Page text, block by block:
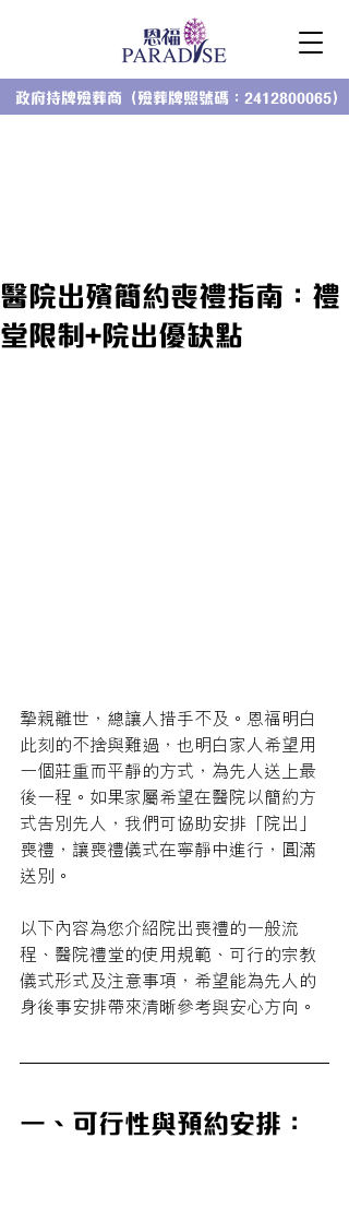
政府持牌殮葬商（殮葬牌照號碼：2412800065）
醫院出殯簡約喪禮指南：禮
堂限制+院出優缺點
摯親離世，總讓人措手不及。恩福明白
此刻的不捨與難過，也明白家人希望用
一個莊重而平靜的方式，為先人送上最
後一程。如果家屬希望在醫院以簡約方
式告別先人，我們可協助安排「院出」
喪禮，讓喪禮儀式在寧靜中進行，圓滿
送別。
以下內容為您介紹院出喪禮的一般流
程、醫院禮堂的使用規範、可行的宗教
儀式形式及注意事項，希望能為先人的
身後事安排帶來清晰參考與安心方向。
一、可行性與預約安排：